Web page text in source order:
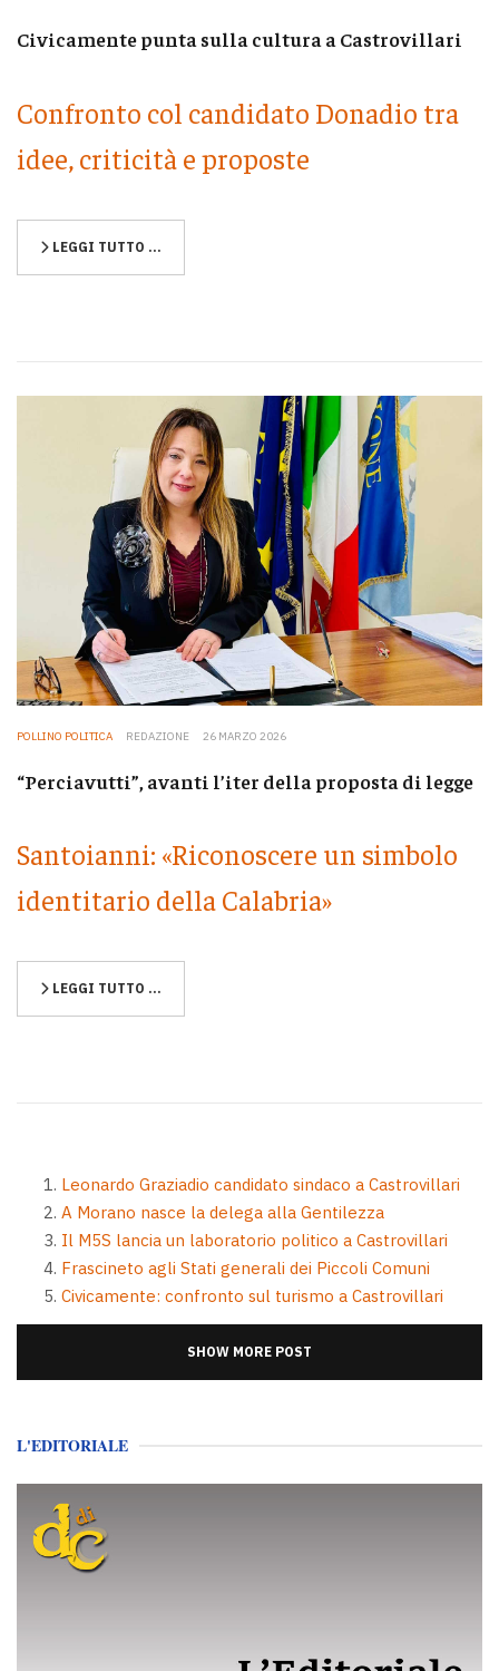
Civicamente punta sulla cultura a Castrovillari
Confronto col candidato Donadio tra
idee, criticità e proposte
LEGGI TUTTO …
POLLINO POLITICA REDAZIONE 26 MARZO 2026
“Perciavutti”, avanti l’iter della proposta di legge
Santoianni: «Riconoscere un simbolo
identitario della Calabria»
LEGGI TUTTO …
Leonardo Graziadio candidato sindaco a Castrovillari
A Morano nasce la delega alla Gentilezza
Il M5S lancia un laboratorio politico a Castrovillari
Frascineto agli Stati generali dei Piccoli Comuni
Civicamente: confronto sul turismo a Castrovillari
SHOW MORE POST
L'EDITORIALE